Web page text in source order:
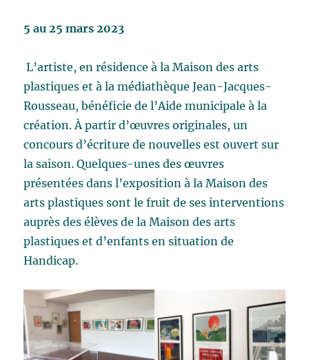
5 au 25 mars 2023
L’artiste, en résidence à la Maison des arts
plastiques et à la médiathèque Jean-Jacques-
Rousseau, bénéficie de l’Aide municipale à la
création. À partir d’œuvres originales, un
concours d’écriture de nouvelles est ouvert sur
la saison. Quelques-unes des œuvres
présentées dans l’exposition à la Maison des
arts plastiques sont le fruit de ses interventions
auprès des élèves de la Maison des arts
plastiques et d’enfants en situation de
Handicap.